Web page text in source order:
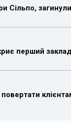
Сільпо, загинули
перший